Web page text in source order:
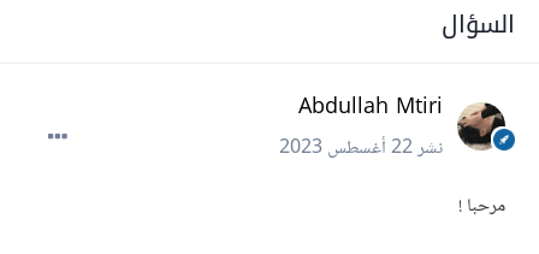
السؤال
Abdullah Mtiri
نشر22 أغسطس 2023
مرحبا !